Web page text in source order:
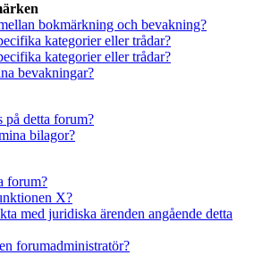
bokmärkning och bevakning?
kategorier eller trådar?
kategorier eller trådar?
bevakningar?
detta forum?
bilagor?
forum?
X?
med juridiska ärenden angående detta
forumadministratör?